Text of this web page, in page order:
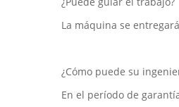
La máquina se
¿Cómo puede su
En el período de